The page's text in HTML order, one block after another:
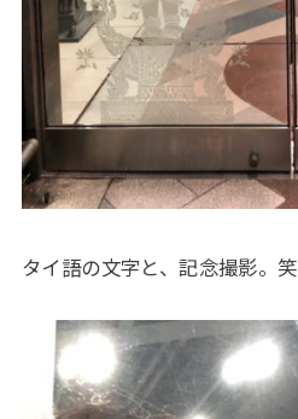
タイ語の文字と、記念撮影。笑